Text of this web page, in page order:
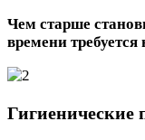
Чем старше
времени требуется
Гигиенические